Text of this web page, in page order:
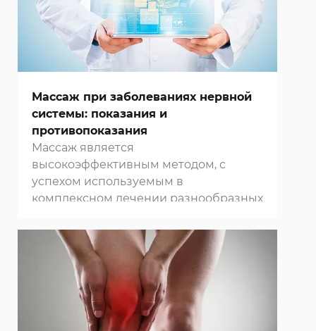
характеризующиеся определенной
уникальной частотой колебаний.
Массаж при заболеваниях нервной
системы: показания и
противопоказания
Массаж является
высокоэффективным методом, с
успехом используемым в
комплексном лечении разнообразных
древних времен он был частью
врачебного искусства, и его
благотворное влияние на организм
человека подтверждено
многовековой практикой. В
клиниках
можно провести лечебный,